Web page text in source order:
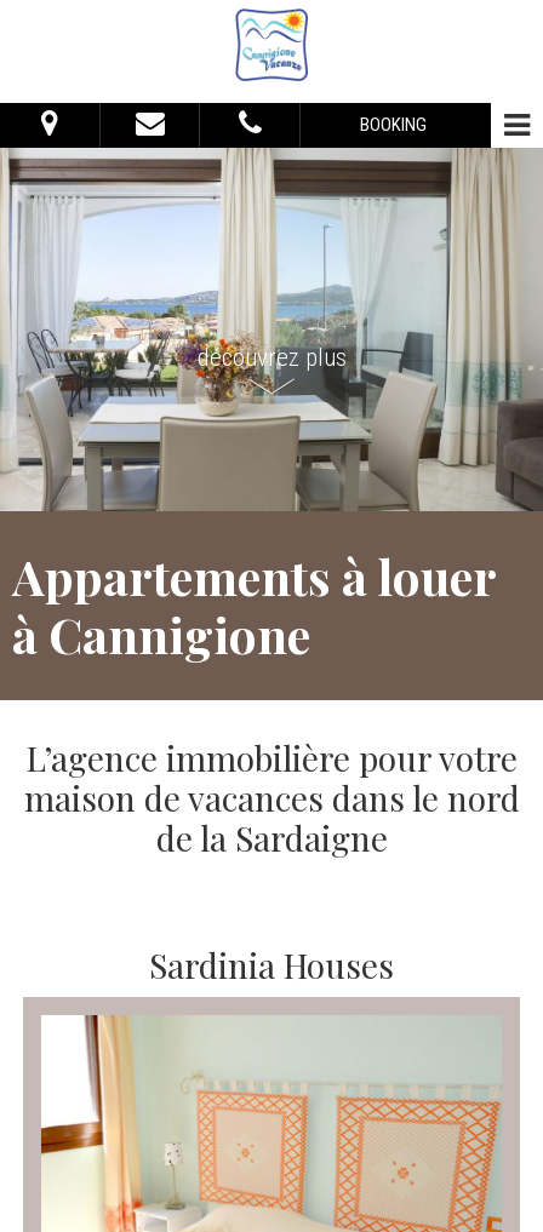
BOOKING
Du: Au:
Adultes: Enfants:
Vérifier la Disponibilité
Demander informations
découvrez plus
Appartements à louer
à Cannigione
L’agence immobilière pour votre
maison de vacances dans le nord
de la Sardaigne
Sardinia Houses